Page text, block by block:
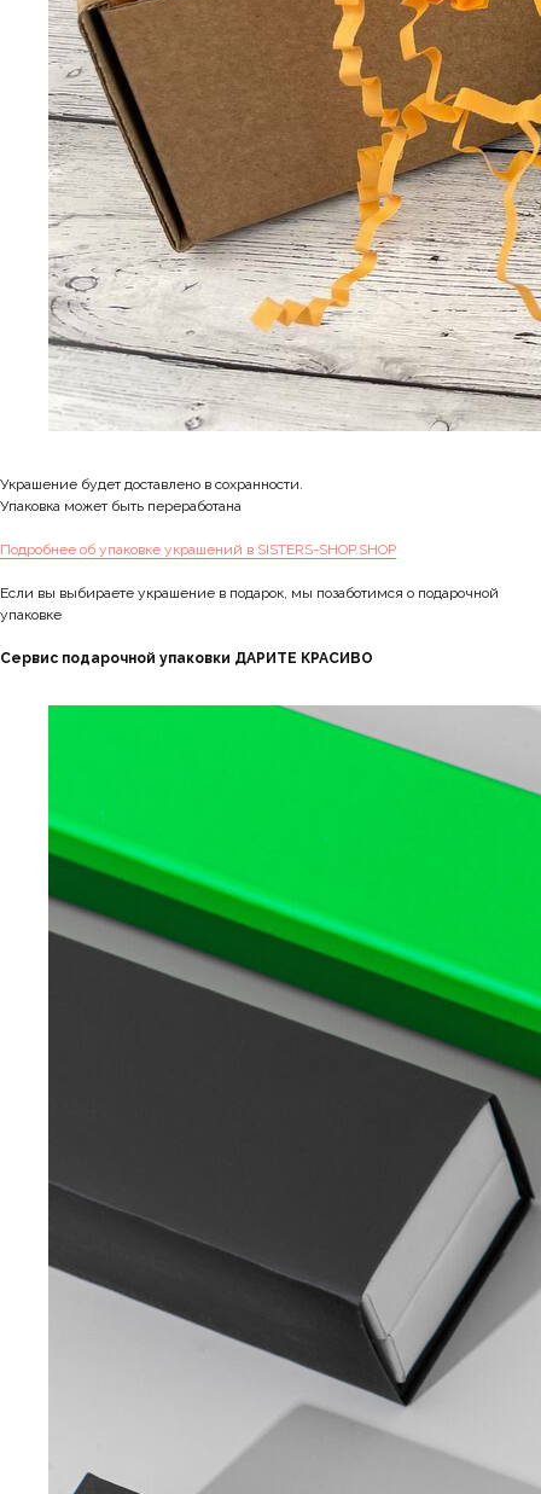
Украшение будет доставлено в сохранности.
Упаковка может быть переработана
Подробнее об упаковке украшений в SISTERS-SHOP.SHOP
Если вы выбираете украшение в подарок, мы позаботимся о подарочной
упаковке
Сервис подарочной упаковки ДАРИТЕ КРАСИВО